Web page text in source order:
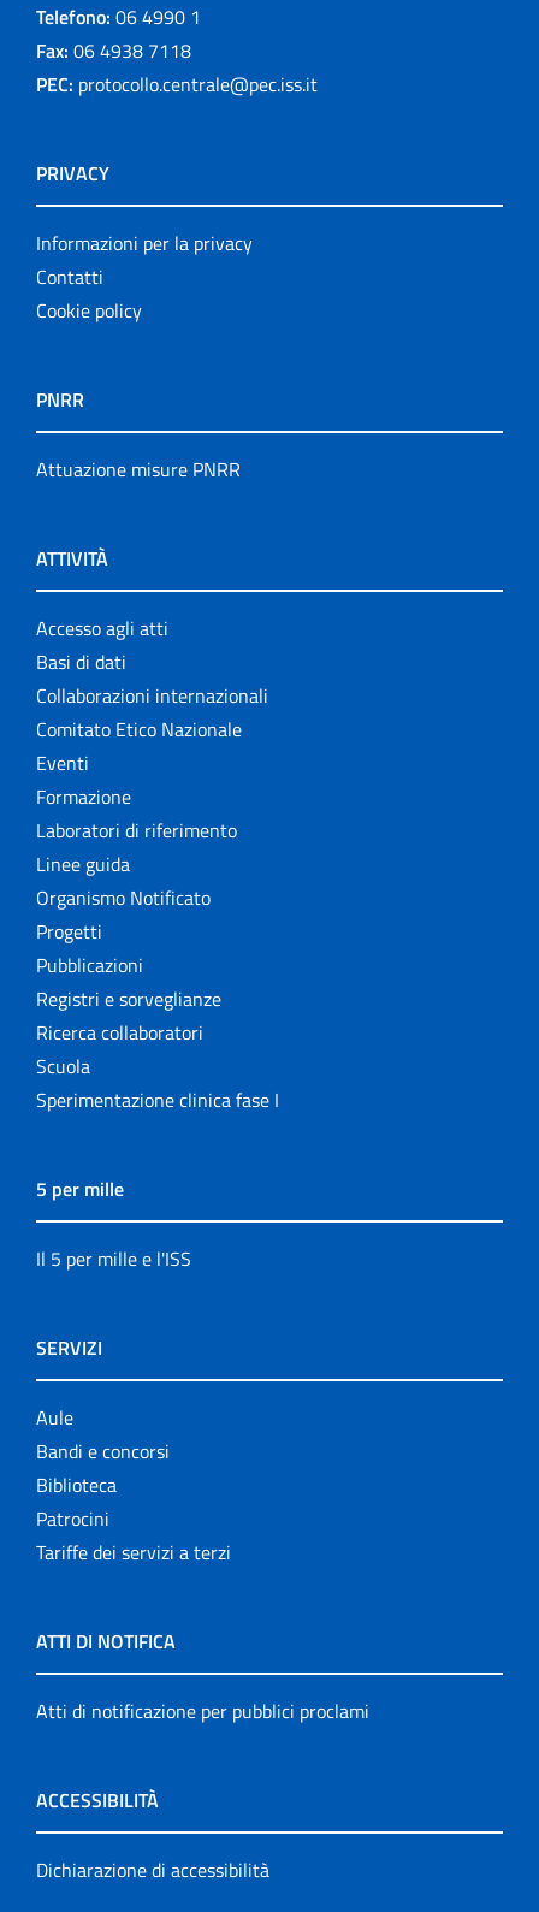
Telefono: 06 4990 1
Fax: 06 4938 7118
PEC: protocollo.centrale@pec.iss.it
PRIVACY
Informazioni per la privacy
Contatti
Cookie policy
PNRR
Attuazione misure PNRR
ATTIVITÀ
Accesso agli atti
Basi di dati
Collaborazioni internazionali
Comitato Etico Nazionale
Eventi
Formazione
Laboratori di riferimento
Linee guida
Organismo Notificato
Progetti
Pubblicazioni
Registri e sorveglianze
Ricerca collaboratori
Scuola
Sperimentazione clinica fase I
5 per mille
Il 5 per mille e l'ISS
SERVIZI
Aule
Bandi e concorsi
Biblioteca
Patrocini
Tariffe dei servizi a terzi
ATTI DI NOTIFICA
Atti di notificazione per pubblici proclami
ACCESSIBILITÀ
Dichiarazione di accessibilità